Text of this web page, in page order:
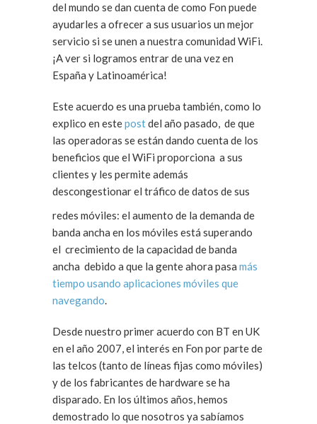
del mundo se dan cuenta de como Fon puede
ayudarles a ofrecer a sus usuarios un mejor
servicio si se unen a nuestra comunidad WiFi.
¡A ver si logramos entrar de una vez en
España y Latinoamérica!
Este acuerdo es una prueba también, como lo
explico en estepostdel año pasado, de que
las operadoras se están dando cuenta de los
beneficios que el WiFi proporciona a sus
clientes y les permite además
descongestionar el tráfico de datos de sus
redes móviles: el aumento de la demanda de
banda ancha en los móviles está superando
el crecimiento de la capacidad de banda
ancha debido a que la gente ahora pasa más
tiempo usando aplicaciones móviles que
navegando.
Desde nuestro primer acuerdo con BT en UK
en el año 2007, el interés en Fon por parte de
las telcos (tanto de líneas fijas como móviles)
y de los fabricantes de hardware se ha
disparado. En los últimos años, hemos
demostrado lo que nosotros ya sabíamos